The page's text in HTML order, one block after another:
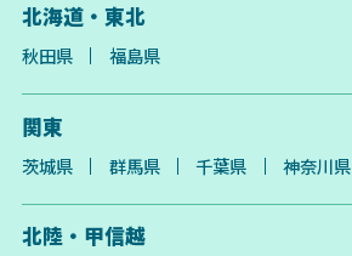
北海道・東北
秋田県 福島県
関東
茨城県 群馬県 千葉県 神奈川県
北陸・甲信越